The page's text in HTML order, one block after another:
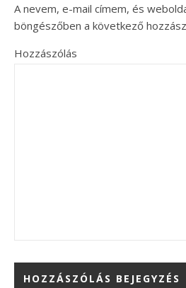
A nevem, e-mail címem, és
böngészőben a következő
Hozzászólás